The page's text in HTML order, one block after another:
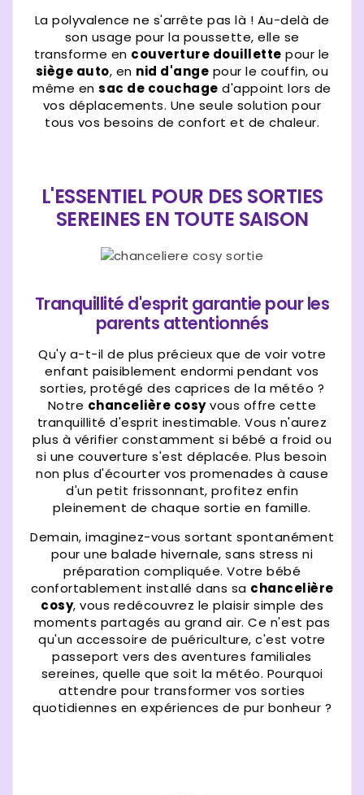
La polyvalence ne s'arrête pas là ! Au-delà de
son usage pour la poussette, elle se
transforme en couverture douillette pour le
siège auto, en nid d'ange pour le couffin, ou
même ensac de couchage d'appoint lors de
vos déplacements. Une seule solution pour
tous vos besoins de confort et de chaleur.
L'ESSENTIEL POUR DES SORTIES
SEREINES EN TOUTE SAISON
Tranquillité d'esprit garantie pour les
parents attentionnés
Qu'y a-t-il de plus précieux que de voir votre
enfant paisiblement endormi pendant vos
sorties, protégé des caprices de la météo ?
Notre chancelière cosyvous offre cette
tranquillité d'esprit inestimable. Vous n'aurez
plus à vérifier constamment si bébé a froid ou
si une couverture s'est déplacée. Plus besoin
non plus d'écourter vos promenades à cause
d'un petit frissonnant, profitez enfin
pleinement de chaque sortie en famille.
Demain, imaginez-vous sortant spontanément
pour une balade hivernale, sans stress ni
préparation compliquée. Votre bébé
confortablement installé dans sa chancelière
cosy, vous redécouvrez le plaisir simple des
moments partagés au grand air. Ce n'est pas
qu'un accessoire de puériculture, c'est votre
passeport vers des aventures familiales
sereines, quelle que soit la météo. Pourquoi
attendre pour transformer vos sorties
quotidiennes en expériences de pur bonheur ?